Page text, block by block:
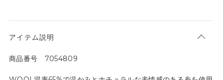
アイテム説明
商品番号 7054809